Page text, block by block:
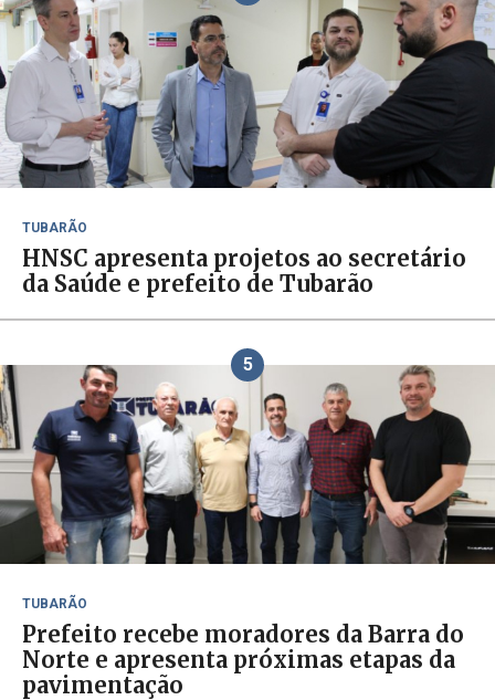
TUBARÃO
HNSC apresenta projetos ao secretário
da Saúde e prefeito de Tubarão
5
TUBARÃO
Prefeito recebe moradores da Barra do
Norte e apresenta próximas etapas da
pavimentação